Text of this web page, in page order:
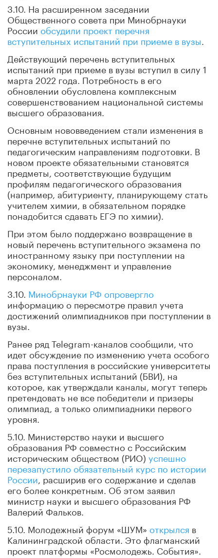
3.10. На расширенном заседании
Общественного совета при Минобрнауки
России обсудили проект перечня
вступительных испытаний при приеме в вузы
Действующий перечень вступительных
испытаний при приеме в вузы вступил в силу 1
марта 2022 года. Потребность в его
обновлении обусловлена комплексным
совершенствованием национальной системы
высшего образования.
Основным нововведением стали изменения в
перечне вступительных испытаний по
педагогическим направлениям подготовки. В
новом проекте обязательными становятся
предметы, соответствующие будущим
профилям педагогического образования
(например, абитуриенту, планирующему стать
учителем химии, в обязательном порядке
понадобится сдавать ЕГЭ по химии).
При этом было поддержано возвращение в
новый перечень вступительного экзамена по
иностранному языку при поступлении на
экономику, менеджмент и управление
персоналом.
3.10. Минобрнауки РФ опровергло
информацию о пересмотре правил учета
достижений олимпиадников при поступлении в
вузы.
Ранее ряд Telegram-каналов сообщили, что
идет обсуждение по изменению учета особого
права поступления в российские университеты
без вступительных испытаний (БВИ), на
которое, как утверждали каналы, могут теперь
претендовать не все победители и призеры
олимпиад, а только олимпиадники первого
уровня.
5.10. Министерство науки и высшего
образования РФ совместно с Российским
историческим обществом (РИО) успешно
перезапустило обязательный курс по истории
России , расширив его содержание и сделав
его более конкретным. Об этом заявил
министр науки и высшего образования РФ
Валерий Фальков.
5.10. Молодежный форум «ШУМ» открылся в
Калининградской области. Это флагманский
проект платформы «Росмолодежь. События».